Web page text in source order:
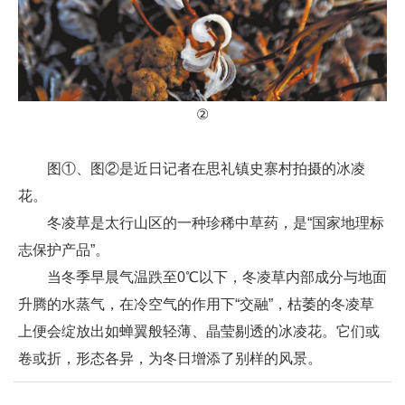
②
图①、图②是近日记者在思礼镇史寨村拍摄的冰凌
花。
冬凌草是太行山区的一种珍稀中草药，是“国家地理标
志保护产品”。
当冬季早晨气温跌至0℃以下，冬凌草内部成分与地面
升腾的水蒸气，在冷空气的作用下“交融”，枯萎的冬凌草
上便会绽放出如蝉翼般轻薄、晶莹剔透的冰凌花。它们或
卷或折，形态各异，为冬日增添了别样的风景。